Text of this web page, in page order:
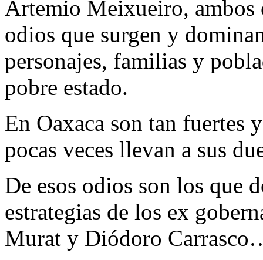
Artemio Meixueiro, ambos
odios que surgen y
personajes, familias y
pobre estado.
En Oaxaca son tan fuertes
pocas veces llevan a sus
De esos odios son los que
estrategias de los ex
Murat y Diódoro